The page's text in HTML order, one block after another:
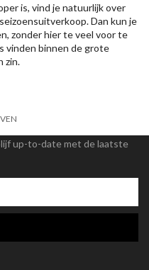
is, vind je natuurlijk over
Dan kun je
zonder hier te veel voor te
vinden binnen de grote
zin.
up-to-date met de laatste